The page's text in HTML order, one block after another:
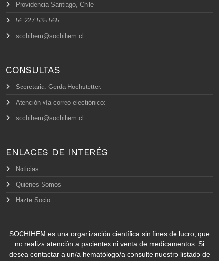
Providencia Santiago, Chile
56 227 535 565
sochihem@sochihem.cl
CONSULTAS
Secretaria: Gerda Hochstetter.
Atención vía correo electrónico:
sochihem@sochihem.cl.
ENLACES DE INTERÉS
Noticias
Quiénes Somos
Hazte Socio
SOCHIHEM es una organización científica sin fines de lucro, que
no realiza atención a pacientes ni venta de medicamentos. Si
desea contactar a un/a hematólogo/a consulte nuestro listado de